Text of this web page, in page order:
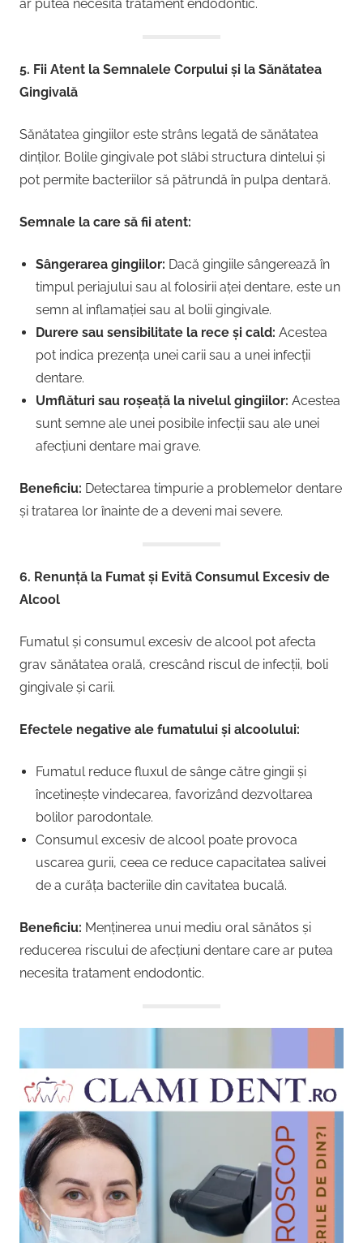
ar putea necesita tratament endodontic.
5. Fii Atent la Semnalele Corpului și la Sănătatea
Gingivală
Sănătatea gingiilor este strâns legată de sănătatea
dinților. Bolile gingivale pot slăbi structura dintelui și
pot permite bacteriilor să pătrundă în pulpa dentară.
Semnale la care să fii atent:
Sângerarea gingiilor: Dacă gingiile sângerează în
timpul periajului sau al folosirii aței dentare, este un
semn al inflamației sau al bolii gingivale.
Durere sau sensibilitate la rece și cald: Acestea
pot indica prezența unei carii sau a unei infecții
dentare.
Umflături sau roșeață la nivelul gingiilor: Acestea
sunt semne ale unei posibile infecții sau ale unei
afecțiuni dentare mai grave.
Beneficiu: Detectarea timpurie a problemelor dentare
și tratarea lor înainte de a deveni mai severe.
6. Renunță la Fumat și Evită Consumul Excesiv de
Alcool
Fumatul și consumul excesiv de alcool pot afecta
grav sănătatea orală, crescând riscul de infecții, boli
gingivale și carii.
Efectele negative ale fumatului și alcoolului:
Fumatul reduce fluxul de sânge către gingii și
încetinește vindecarea, favorizând dezvoltarea
bolilor parodontale.
Consumul excesiv de alcool poate provoca
uscarea gurii, ceea ce reduce capacitatea salivei
de a curăța bacteriile din cavitatea bucală.
Beneficiu: Menținerea unui mediu oral sănătos și
reducerea riscului de afecțiuni dentare care ar putea
necesita tratament endodontic.